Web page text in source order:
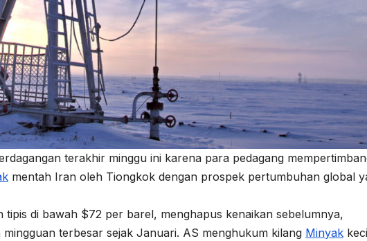
terakhir minggu ini karena para pedagang
mentah Iran oleh Tiongkok dengan prospek pertumbuhan global
tipis di bawah $72 per barel, menghapus kenaikan sebelumnya,
terbesar sejak Januari. AS menghukum kilang Minyak